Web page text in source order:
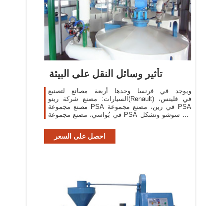
تأثير وسائل النقل على البيئة
ويوجد في فرنسا وحدها أربعة مصانع لتصنيع
السيارات: مصنع شركة رينو(Renault) في فلينس،
مصنع مجموعة PSA في رين، مصنع مجموعة PSA
في بُواسي، مصنع مجموعة PSA في سوشو وتشكل
احصل على السعر